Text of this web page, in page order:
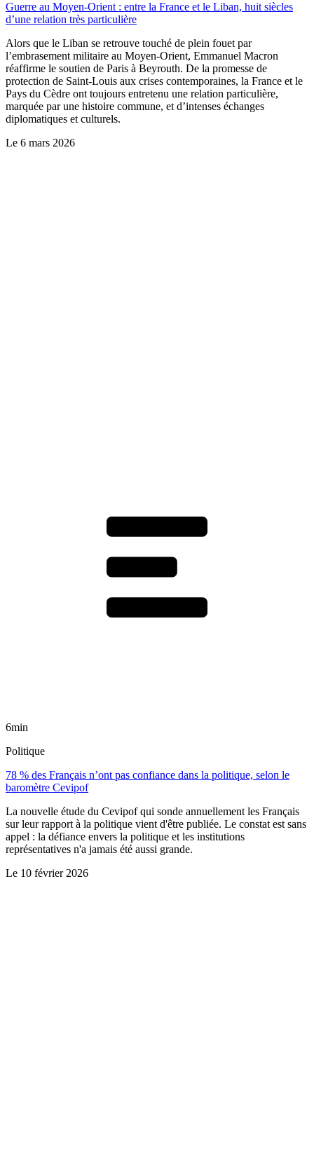
Guerre au Moyen-Orient : entre la France et le Liban, huit siècles
d’une relation très particulière
Alors que le Liban se retrouve touché de plein fouet par
l’embrasement militaire au Moyen-Orient, Emmanuel Macron
réaffirme le soutien de Paris à Beyrouth. De la promesse de
protection de Saint-Louis aux crises contemporaines, la France et le
Pays du Cèdre ont toujours entretenu une relation particulière,
marquée par une histoire commune, et d’intenses échanges
diplomatiques et culturels.
Le 6 mars 2026
6min
Politique
78 % des Français n’ont pas confiance dans la politique, selon le
baromètre Cevipof
La nouvelle étude du Cevipof qui sonde annuellement les Français
sur leur rapport à la politique vient d'être publiée. Le constat est sans
appel : la défiance envers la politique et les institutions
représentatives n'a jamais été aussi grande.
Le 10 février 2026